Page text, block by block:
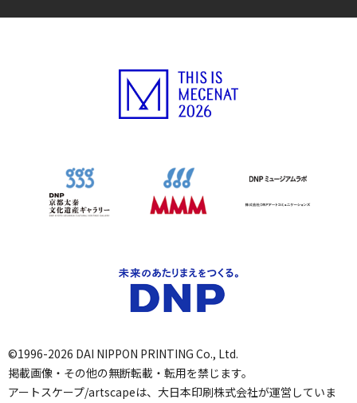
©1996-2026 DAI NIPPON PRINTING Co., Ltd.
掲載画像・その他の無断転載・転用を禁じます。
アートスケープ/artscapeは、大日本印刷株式会社が運営していま